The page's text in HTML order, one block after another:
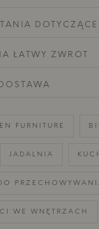
ŁATWY ZWROT
FURNITURE
JADALNIA
WE WNĘTRZACH